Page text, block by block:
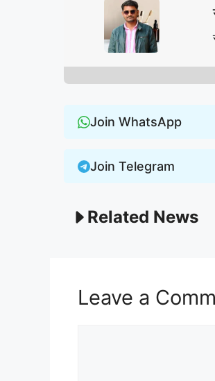
Join WhatsApp
Join Telegram
Related News
Leave a